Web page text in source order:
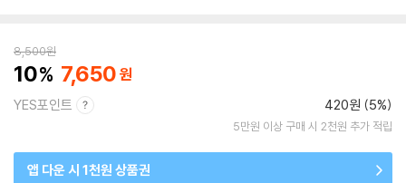
8,500원
10 7,650
YES포인트 420원 (5%)
5만원 이상 구매 시 2천원 추가 적립
앱 다운 시 1천원 상품권